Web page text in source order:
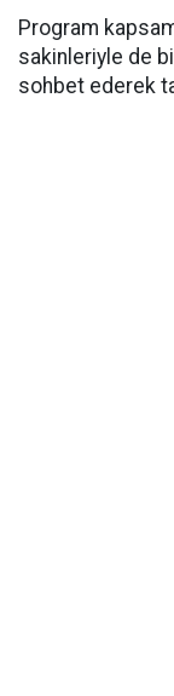
Program
sakinleriyle de
sohbet ederek